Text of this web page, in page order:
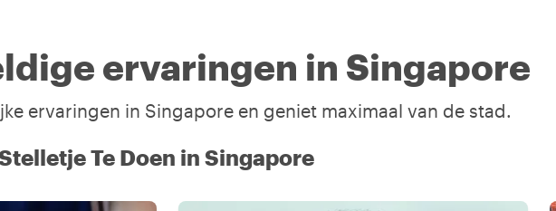
ervaringen in Singapore
ervaringen in Singapore en geniet maximaal van de stad.
Te Doen in Singapore